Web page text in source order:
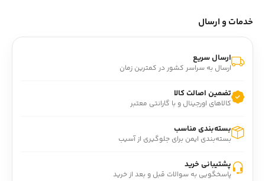
خدمات و ارسال
ارسال سریع
ارسال به سراسر کشور در کمترین زمان
تضمین اصالت کالا
کالاهای اورجینال و با گارانتی معتبر
بسته‌بندی مناسب
بسته‌بندی ایمن برای جلوگیری از آسیب
پشتیبانی خرید
پاسخگویی به سوالات قبل و بعد از خرید